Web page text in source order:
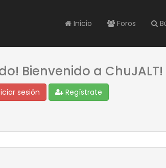
Inicio Foros
Bienvenido a ChuJALT!
sesión Regístrate